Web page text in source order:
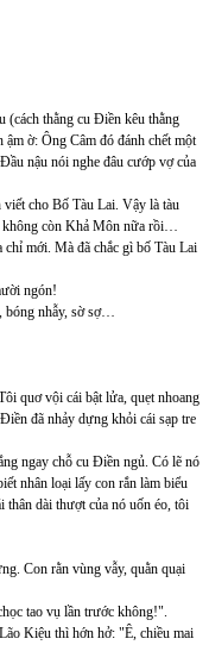
(cách thằng cu Điền kêu thằng
ờ: Ông Câm đó đánh chết một
nậu nói nghe đâu cướp vợ của
cho Bố Tàu Lai. Vậy là tàu
không còn Khả Môn nữa rồi…
chỉ mới. Mà đã chắc gì bố Tàu Lai
ngón!
bóng nhẫy, sờ sợ…
quơ vội cái bật lửa, quẹt nhoang
đã nhảy dựng khỏi cái sạp tre
ngay chỗ cu Điền ngủ. Có lẽ nó
nhân loại lấy con rắn làm biểu
dài thượt của nó uốn éo, tôi
Con rằn vùng vẫy, quằn quại
tao vụ lần trước không!".
Kiệu thì hớn hở: "Ê, chiều mai